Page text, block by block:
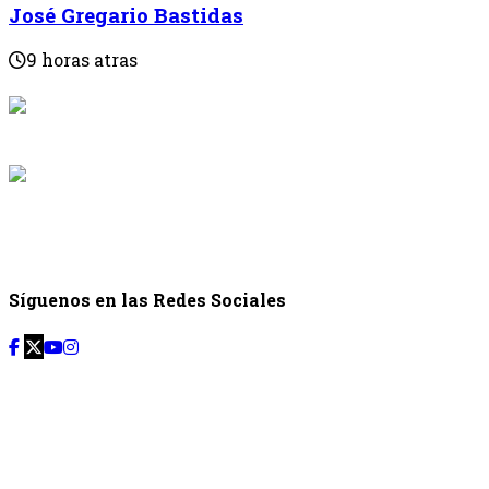
José Gregario Bastidas
9 horas atras
Síguenos en las Redes Sociales